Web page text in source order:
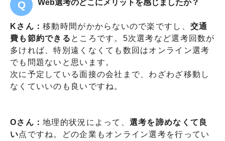
Web選考のどこにメリットを感じましたか？
Kさん：移動時間がかからないので楽ですし、 交通
費も節約できる ところです。5次選考など選考回数が
多ければ、特別遠くなくても数回はオンライン選考
でも問題ないと思います。
次に予定している面接の会社まで、わざわざ移動し
なくていいのも良いですね。
Oさん：地理的状況によって、 選考を諦めなくて良
い点ですね。どの企業もオンライン選考を行ってい